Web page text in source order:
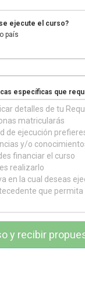
ejecute el curso?
país
específicas que
y recibir